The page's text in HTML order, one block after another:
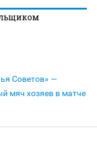
Советов» —
мяч хозяев в матче